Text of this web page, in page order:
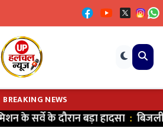
BREAKING NEWS
बड़ा हादसा:बिजली का पोल गिरने से